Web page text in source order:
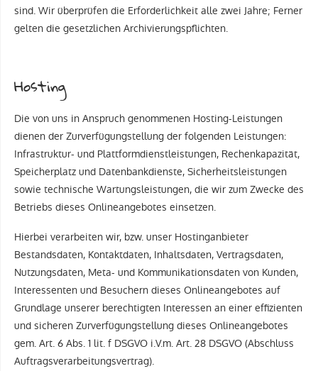
sind. Wir überprüfen die Erforderlichkeit alle zwei Jahre; Ferner
gelten die gesetzlichen Archivierungspflichten.
Hosting
Die von uns in Anspruch genommenen Hosting-Leistungen
dienen der Zurverfügungstellung der folgenden Leistungen:
Infrastruktur- und Plattformdienstleistungen, Rechenkapazität,
Speicherplatz und Datenbankdienste, Sicherheitsleistungen
sowie technische Wartungsleistungen, die wir zum Zwecke des
Betriebs dieses Onlineangebotes einsetzen.
Hierbei verarbeiten wir, bzw. unser Hostinganbieter
Bestandsdaten, Kontaktdaten, Inhaltsdaten, Vertragsdaten,
Nutzungsdaten, Meta- und Kommunikationsdaten von Kunden,
Interessenten und Besuchern dieses Onlineangebotes auf
Grundlage unserer berechtigten Interessen an einer effizienten
und sicheren Zurverfügungstellung dieses Onlineangebotes
gem. Art. 6 Abs. 1 lit. f DSGVO i.V.m. Art. 28 DSGVO (Abschluss
Auftragsverarbeitungsvertrag).